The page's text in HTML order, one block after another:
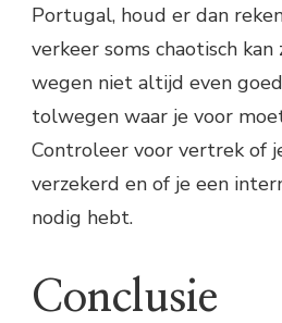
Portugal, houd er dan
verkeer soms chaotisch
wegen niet altijd even
tolwegen waar je voor
Controleer voor vertrek of
verzekerd en of je een
nodig hebt.
Conclusie